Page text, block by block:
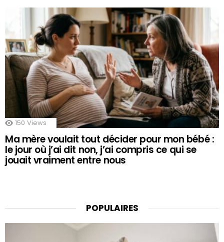
150 Views
Ma mère voulait tout décider pour mon bébé :
le jour où j’ai dit non, j’ai compris ce qui se
jouait vraiment entre nous
POPULAIRES